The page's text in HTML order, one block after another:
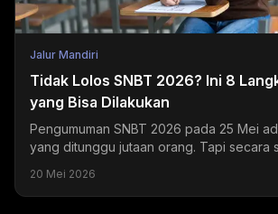
Jalur Mandiri
Tidak Lolos SNBT 2026? Ini 8
yang Bisa Dilakukan
Pengumuman SNBT 2026 pada 25 Mei
yang ditunggu jutaan orang. Tapi secara
20 Mei 2026